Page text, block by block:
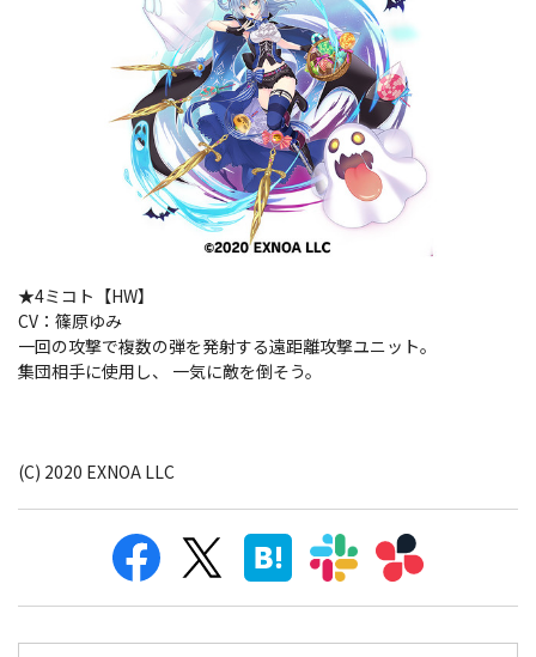
★4ミコト【HW】
CV：篠原ゆみ
一回の攻撃で複数の弾を発射する遠距離攻撃ユニット。
集団相手に使用し、 一気に敵を倒そう。
(C) 2020 EXNOA LLC